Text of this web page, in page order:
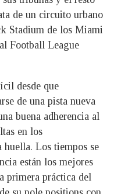
de un circuito urbano
Stadium de los Miami
Football League
desde que
de una pista nueva
buena adherencia al
en los
huella. Los tiempos se
están los mejores
primera práctica del